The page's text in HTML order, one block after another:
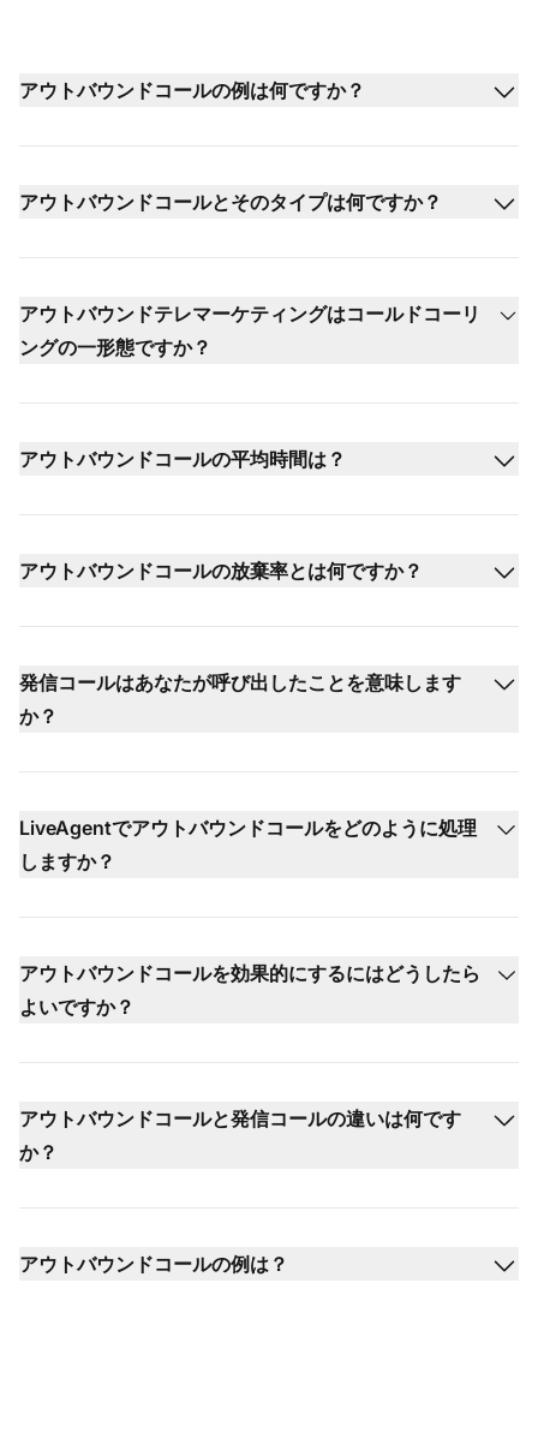
アウトバウンドコールの例は何ですか？
アウトバウンドコールとそのタイプは何ですか？
アウトバウンドテレマーケティングはコールドコーリ
ングの一形態ですか？
アウトバウンドコールの平均時間は？
アウトバウンドコールの放棄率とは何ですか？
発信コールはあなたが呼び出したことを意味します
か？
LiveAgentでアウトバウンドコールをどのように処理
しますか？
アウトバウンドコールを効果的にするにはどうしたら
よいですか？
アウトバウンドコールと発信コールの違いは何です
か？
アウトバウンドコールの例は？